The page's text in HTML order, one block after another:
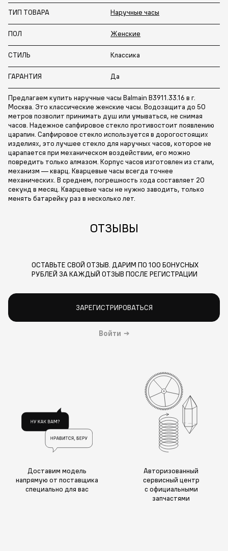
ТИП ТОВАРА Наручные часы
ПОЛ Женские
СТИЛЬ Классика
ГАРАНТИЯ Да
Предлагаем купить наручные часы Balmain B3911.33.16 в г.
Москва. Это классические женские часы. Водозащита до 50
метров позволит принимать душ или умываться, не снимая
часов. Надежное сапфировое стекло противостоит появлению
царапин. Сапфировое стекло используется в дорогостоящих
изделиях, это лучшее стекло для наручных часов, которое не
царапается при механическом воздействии, его можно
повредить только алмазом. Корпус часов изготовлен из стали,
механизм — кварц. Кварцевые часы всегда точнее
механических. В среднем, погрешность хода составляет 20
секунд в месяц. Кварцевые часы не нужно заводить, только
менять батарейку раз в несколько лет.
ОТЗЫВЫ
ОСТАВЬТЕ СВОЙ ОТЗЫВ. ДАРИМ ПО 100 БОНУСНЫХ
РУБЛЕЙ ЗА КАЖДЫЙ ОТЗЫВ ПОСЛЕ РЕГИСТРАЦИИ
ЗАРЕГИСТРИРОВАТЬСЯ
Войти →
Доставим модель
напрямую от поставщика
специально для вас
Авторизованный
сервисный центр
с официальными
запчастями